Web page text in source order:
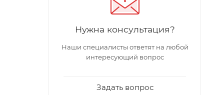
Нужна консультация?
Наши специалисты ответят на любой
интересующий вопрос
Задать вопрос